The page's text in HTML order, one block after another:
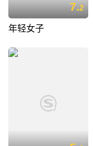
7.2
年轻女子